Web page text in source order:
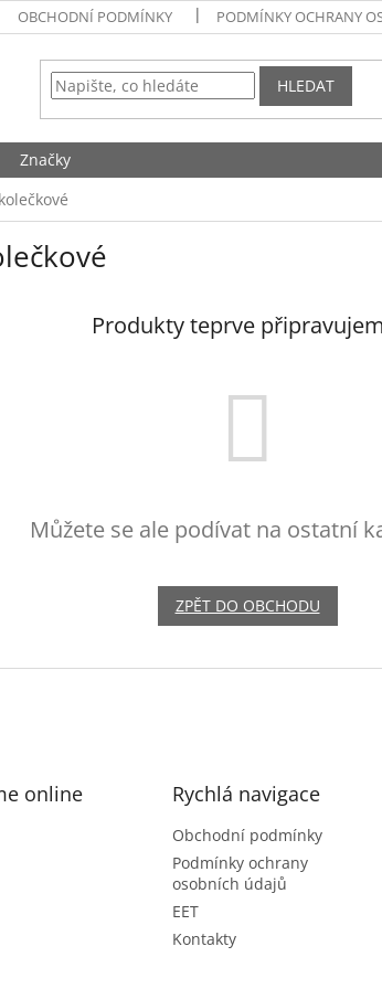
OBCHODNÍ PODMÍNKY PODMÍNKY OCHRANY
HLEDAT
Značky
Produkty teprve
Můžete se ale podívat na ostatní
ZPĚT DO OBCHODU
online Rychlá navigace
Obchodní podmínky
Podmínky ochrany
osobních údajů
EET
Kontakty